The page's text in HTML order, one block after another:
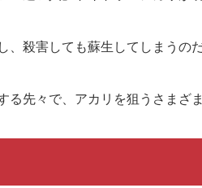
、殺害しても蘇生してしまうのだ
る先々で、アカリを狙うさまざ